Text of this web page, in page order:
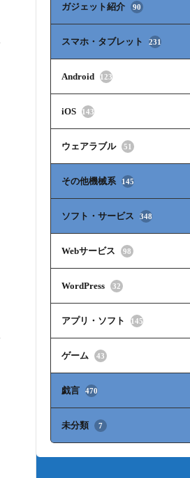
ガジェット紹介 90
スマホ・タブレット 231
Android 123
iOS 143
ウェアラブル 51
その他機械系 145
ソフト・サービス 348
Webサービス 98
WordPress 32
アプリ・ソフト 145
ゲーム 43
戯言 470
未分類 7